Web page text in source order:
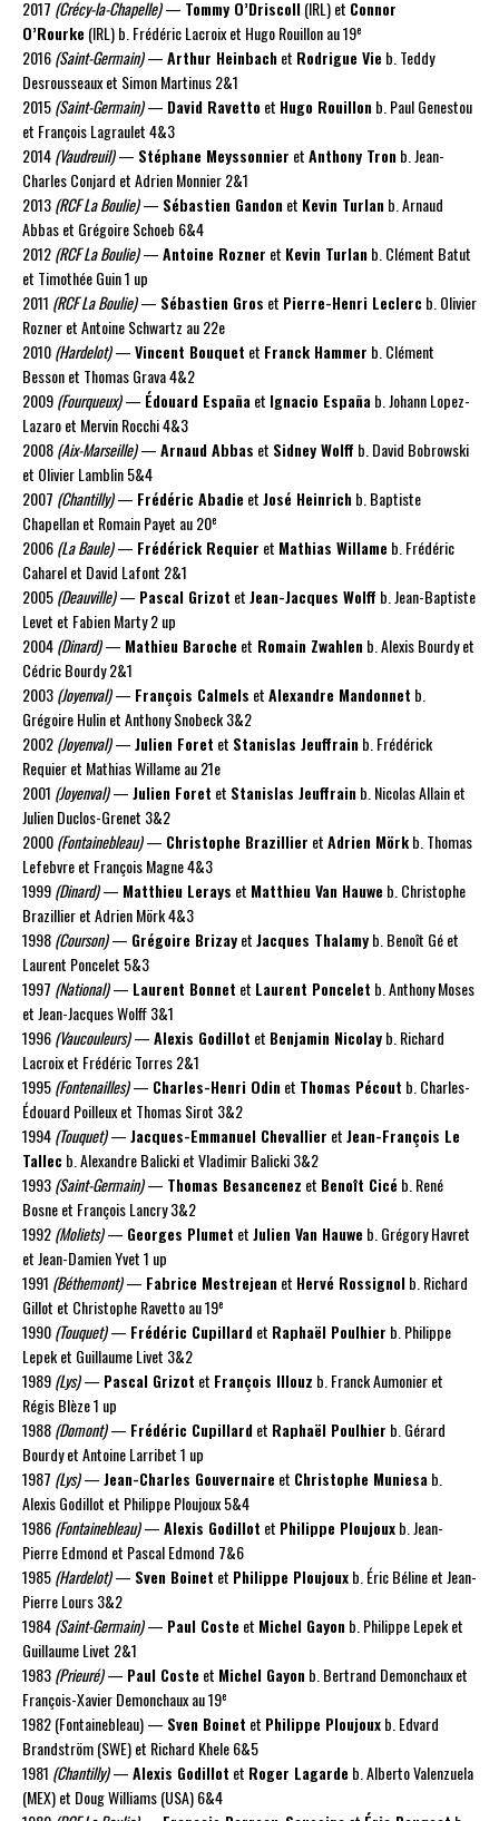
2017 (Crécy-la-Chapelle)— Tommy O’Driscoll(IRL) et Connor
O’Rourke(IRL) b. Frédéric Lacroix et Hugo Rouillon au 19e
2016(Saint-Germain)—Arthur Heinbachet Rodrigue Vieb. Teddy
Desrousseaux et Simon Martinus 2&1
2015(Saint-Germain)— David Ravettoet Hugo Rouillonb. Paul Genestou
et François Lagraulet 4&3
2014(Vaudreuil)— Stéphane Meyssonnier etAnthony Tronb. Jean-
Charles Conjard et Adrien Monnier 2&1
2013(RCF La Boulie)— Sébastien Gandonet Kevin Turlanb. Arnaud
Abbas et Grégoire Schoeb 6&4
2012(RCF La Boulie)—Antoine Rozner et Kevin Turlanb. Clément Batut
et Timothée Guin 1 up
2011 (RCF La Boulie)— Sébastien Gros et Pierre-Henri Leclerc b. Olivier
Rozner et Antoine Schwartz au 22e
2010(Hardelot)—Vincent Bouquet et Franck Hammer b. Clément
Besson et Thomas Grava 4&2
2009(Fourqueux)— Édouard Españaet Ignacio Españab. Johann Lopez-
Lazaro et Mervin Rocchi 4&3
2008(Aix-Marseille)—Arnaud Abbas et Sidney Wolff b. David Bobrowski
et Olivier Lamblin 5&4
2007 (Chantilly)— Frédéric AbadieetJosé Heinrichb. Baptiste
Chapellan et Romain Payet au 20e
2006(La Baule)— Frédérick Requier et Mathias Willameb. Frédéric
Caharel et David Lafont 2&1
2005(Deauville)— Pascal Grizot etJean-Jacques Wolff b. Jean-Baptiste
Levet et Fabien Marty 2 up
2004(Dinard)— Mathieu Barocheet Romain Zwahlenb. Alexis Bourdy et
Cédric Bourdy 2&1
2003(Joyenval)— François Calmels etAlexandre Mandonnet b.
Grégoire Hulin et Anthony Snobeck 3&2
2002(Joyenval)—Julien Foret et Stanislas Jeuffrainb. Frédérick
Requier et Mathias Willame au 21e
2001 (Joyenval)—Julien Foret et Stanislas Jeuffrainb. Nicolas Allain et
Julien Duclos-Grenet 3&2
2000(Fontainebleau)— Christophe Brazillier etAdrien Mörkb. Thomas
Lefebvre et François Magne 4&3
1999(Dinard)— Matthieu Lerays et Matthieu Van Hauweb. Christophe
Brazillier et Adrien Mörk 4&3
1998(Courson)— Grégoire BrizayetJacques Thalamyb. Benoît Gé et
Laurent Poncelet 5&3
1997 (National)— Laurent Bonnet et Laurent Poncelet b. Anthony Moses
et Jean-Jacques Wolff 3&1
1996(Vaucouleurs)—Alexis Godillot et Benjamin Nicolayb. Richard
Lacroix et Frédéric Torres 2&1
1995(Fontenailles)— Charles-Henri Odinet Thomas Pécout b. Charles-
Édouard Poilleux et Thomas Sirot 3&2
1994(Touquet)—Jacques-Emmanuel Chevallier etJean-François Le
Tallec b. Alexandre Balicki et Vladimir Balicki 3&2
1993(Saint-Germain)— Thomas Besancenez et Benoît Cicéb. René
Bosne et François Lancry 3&2
1992(Moliets)— Georges Plumet etJulien Van Hauweb. Grégory Havret
et Jean-Damien Yvet 1 up
1991 (Béthemont)— Fabrice Mestrejeanet Hervé Rossignolb. Richard
Gillot et Christophe Ravetto au 19e
1990(Touquet)— Frédéric Cupillardet Raphaël Poulhier b. Philippe
Lepek et Guillaume Livet 3&2
1989(Lys)— Pascal Grizot et François Illouz b. Franck Aumonier et
Régis Blèze 1 up
1988(Domont)— Frédéric Cupillardet Raphaël Poulhier b. Gérard
Bourdy et Antoine Larribet 1 up
1987 (Lys)—Jean-Charles Gouvernaireet Christophe Muniesab.
Alexis Godillot et Philippe Ploujoux 5&4
1986(Fontainebleau)—Alexis Godillot et Philippe Ploujouxb. Jean-
Pierre Edmond et Pascal Edmond 7&6
1985(Hardelot)— Sven Boinet et Philippe Ploujouxb. Éric Béline et Jean-
Pierre Lours 3&2
1984(Saint-Germain)— Paul Costeet Michel Gayonb. Philippe Lepek et
Guillaume Livet 2&1
1983(Prieuré)— Paul Costeet Michel Gayonb. Bertrand Demonchaux et
François-Xavier Demonchaux au 19e
1982 (Fontainebleau) — Sven Boinet et Philippe Ploujouxb. Edvard
Brandström (SWE) et Richard Khele 6&5
1981 (Chantilly)—Alexis Godillot et Roger Lagardeb. Alberto Valenzuela
(MEX) et Doug Williams (USA) 6&4